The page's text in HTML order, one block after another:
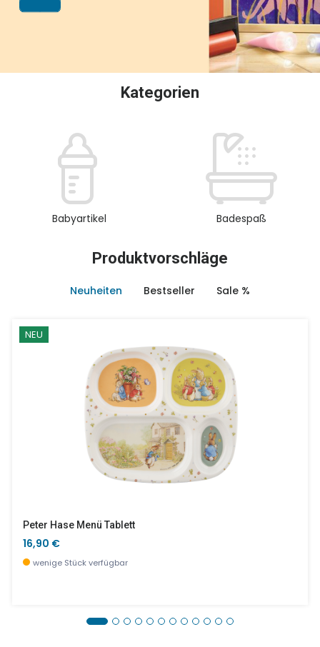
Kategorien
Babyartikel Badespaß
Produktvorschläge
Neuheiten Bestseller Sale %
NEU
Peter Hase Menü Tablett
16,90 €
wenige Stück verfügbar